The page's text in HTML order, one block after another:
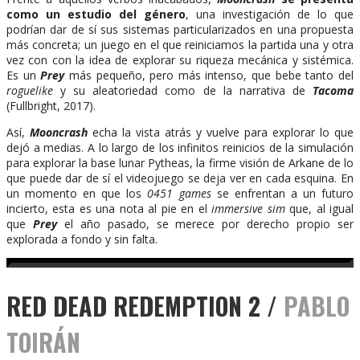
como un estudio del género, una investigación de lo que
podrían dar de sí sus sistemas particularizados en una propuesta
más concreta; un juego en el que reiniciamos la partida una y otra
vez con con la idea de explorar su riqueza mecánica y sistémica.
Es unPreymás pequeño, pero más intenso, que bebe tanto del
roguelike y su aleatoriedad como de la narrativa de Tacoma
(Fullbright, 2017).
Así, Mooncrash echa la vista atrás y vuelve para explorar lo que
dejó a medias. A lo largo de los infinitos reinicios de la simulación
para explorar la base lunar Pytheas, la firme visión de Arkane de lo
que puede dar de sí el videojuego se deja ver en cada esquina. En
un momento en que los0451 gamesse enfrentan a un futuro
incierto, esta es una nota al pie en elimmersive simque, al igual
que Preyel año pasado, se merece por derecho propio ser
explorada a fondo y sin falta.
RED DEAD REDEMPTION 2 / PABLO
TOIRÁN